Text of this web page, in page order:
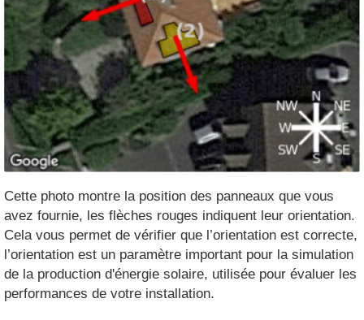
Cette photo montre la position des panneaux que vous
avez fournie, les flèches rouges indiquent leur orientation.
Cela vous permet de vérifier que l’orientation est correcte,
l’orientation est un paramètre important pour la simulation
de la production d'énergie solaire, utilisée pour évaluer les
performances de votre installation.